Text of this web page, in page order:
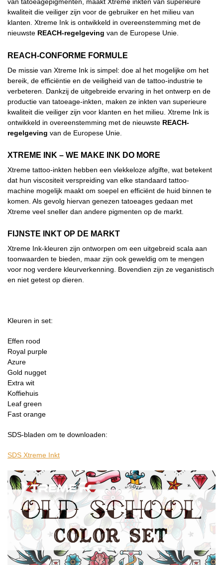
van tatoeagepigmenten, maakt Xtreme inkten van superieure
kwaliteit die veiliger zijn voor de gebruiker en het milieu van
klanten. Xtreme Ink is ontwikkeld in overeenstemming met de
nieuwste REACH-regelgeving van de Europese Unie.
REACH-CONFORME FORMULE
De missie van Xtreme Ink is simpel: doe al het mogelijke om het
bereik, de efficiëntie en de veiligheid van de tattoo-industrie te
verbeteren. Dankzij de uitgebreide ervaring in het ontwerp en de
productie van tatoeage-inkten, maken ze inkten van superieure
kwaliteit die veiliger zijn voor klanten en het milieu. Xtreme Ink is
ontwikkeld in overeenstemming met de nieuwste REACH-
regelgeving van de Europese Unie.
XTREME INK – WE MAKE INK DO MORE
Xtreme tattoo-inkten hebben een vlekkeloze afgifte, wat betekent
dat hun viscositeit verspreiding van elke standaard tattoo-
machine mogelijk maakt om soepel en efficiënt de huid binnen te
komen. Als gevolg hiervan genezen tatoeages gedaan met
Xtreme veel sneller dan andere pigmenten op de markt.
FIJNSTE INKT OP DE MARKT
Xtreme Ink-kleuren zijn ontworpen om een uitgebreid scala aan
toonwaarden te bieden, maar zijn ook geweldig om te mengen
voor nog verdere kleurverkenning. Bovendien zijn ze veganistisch
en niet getest op dieren.
Kleuren in set:
Effen rood
Royal purple
Azure
Gold nugget
Extra wit
Koffiehuis
Leaf green
Fast orange
SDS-bladen om te downloaden:
SDS Xtreme Inkt